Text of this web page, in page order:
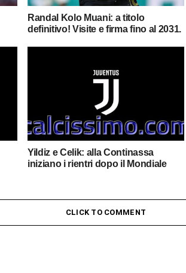
Randal Kolo Muani: a titolo
definitivo! Visite e firma fino al 2031.
Yildiz e Celik: alla Continassa
iniziano i rientri dopo il Mondiale
CLICK TO COMMENT